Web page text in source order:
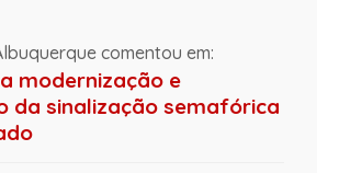
comentou em:
modernização e
da sinalização semafórica